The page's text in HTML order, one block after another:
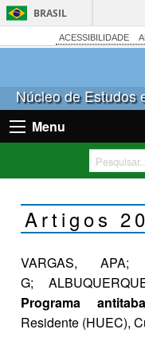
BRASIL
ACESSIBILIDADE
Núcleo de Estudos
Menu
Artigos
VARGAS, APA;
G;
Programa
Residente (HUEC),